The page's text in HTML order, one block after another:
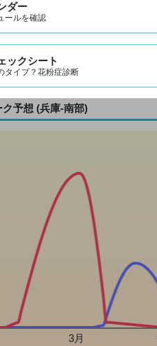
ダー
ールを確認
ックシート
タイプ？花粉症診断
予想 (兵庫-南部)
3月